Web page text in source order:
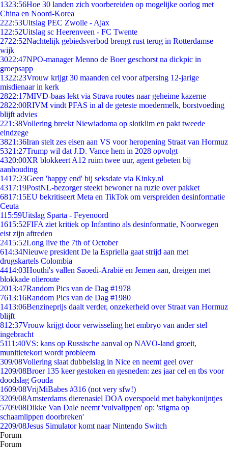
1323:56Hoe 30 landen zich voorbereiden op mogelijke oorlog met
China en Noord-Korea
222:53Uitslag PEC Zwolle - Ajax
1 22:52Uitslag sc Heerenveen - FC Twente
2722:52Nachtelijk gebiedsverbod brengt rust terug in Rotterdamse
wijk
3022:47NPO-manager Menno de Boer geschorst na dickpic in
groepsapp
1322:23Vrouw krijgt 30 maanden cel voor afpersing 12-jarige
misdienaar in kerk
2822:17MIVD-baas lekt via Strava routes naar geheime kazerne
2822:00RIVM vindt PFAS in al de geteste moedermelk, borstvoeding
blijft advies
221:38Vollering breekt Niewiadoma op slotklim en pakt tweede
eindzege
3821:36Iran stelt zes eisen aan VS voor heropening Straat van Hormuz
5321:27Trump wil dat J.D. Vance hem in 2028 opvolgt
4320:00XR blokkeert A12 ruim twee uur, agent gebeten bij
aanhouding
1417:23Geen 'happy end' bij seksdate via Kinky.nl
4317:19PostNL-bezorger steekt bewoner na ruzie over pakket
6817:15EU bekritiseert Meta en TikTok om verspreiden desinformatie
Ceuta
115:59Uitslag Sparta - Feyenoord
1615:52FIFA ziet kritiek op Infantino als desinformatie, Noorwegen
eist zijn aftreden
2415:52Long live the 7th of October
614:34Nieuwe president De la Espriella gaat strijd aan met
drugskartels Colombia
4414:03Houthi's vallen Saoedi-Arabië en Jemen aan, dreigen met
blokkade olieroute
2013:47Random Pics van de Dag #1978
7613:16Random Pics van de Dag #1980
1413:06Benzineprijs daalt verder, onzekerheid over Straat van Hormuz
blijft
812:37Vrouw krijgt door verwisseling het embryo van ander stel
ingebracht
5111:40VS: kans op Russische aanval op NAVO-land groeit,
munitietekort wordt probleem
309/08Vollering slaat dubbelslag in Nice en neemt geel over
1209/08Broer 135 keer gestoken en gesneden: zes jaar cel en tbs voor
doodslag Gouda
1609/08VrijMiBabes #316 (not very sfw!)
3209/08Amsterdams dierenasiel DOA overspoeld met babykonijntjes
5709/08Dikke Van Dale neemt 'vulvalippen' op: 'stigma op
schaamlippen doorbreken'
2209/08Jesus Simulator komt naar Nintendo Switch
Forum
Forum